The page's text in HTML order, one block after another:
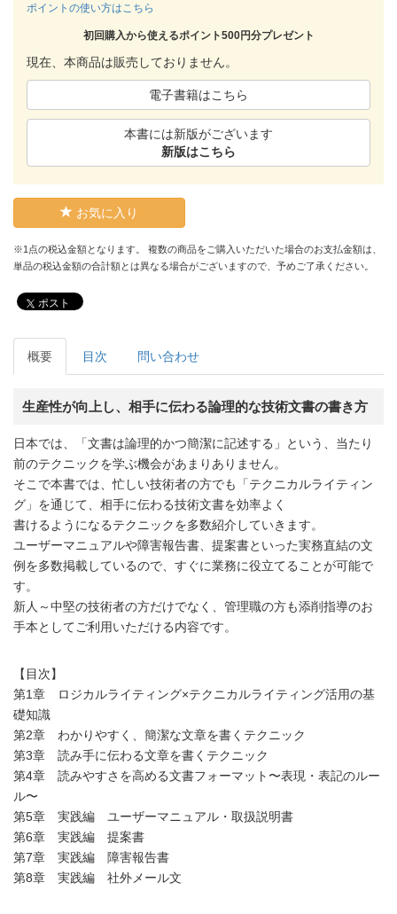
ポイントの使い方はこちら
初回購入から使えるポイント500円分プレゼント
現在、本商品は販売しておりません。
電子書籍はこちら
本書には新版がございます
新版はこちら
お気に入り
※1点の税込金額となります。 複数の商品をご購入いただいた場合のお支払金額は、
単品の税込金額の合計額とは異なる場合がございますので、予めご了承ください。
ポスト
概要 目次 問い合わせ
生産性が向上し、相手に伝わる論理的な技術文書の書き方
日本では、「文書は論理的かつ簡潔に記述する」という、当たり
前のテクニックを学ぶ機会があまりありません。
そこで本書では、忙しい技術者の方でも「テクニカルライティン
グ」を通じて、相手に伝わる技術文書を効率よく
書けるようになるテクニックを多数紹介していきます。
ユーザーマニュアルや障害報告書、提案書といった実務直結の文
例を多数掲載しているので、すぐに業務に役立てることが可能で
す。
新人～中堅の技術者の方だけでなく、管理職の方も添削指導のお
手本としてご利用いただける内容です。
【目次】
第1章 ロジカルライティング×テクニカルライティング活用の基
礎知識
第2章 わかりやすく、簡潔な文章を書くテクニック
第3章 読み手に伝わる文章を書くテクニック
第4章 読みやすさを高める文書フォーマット〜表現・表記のルー
ル〜
第5章 実践編 ユーザーマニュアル・取扱説明書
第6章 実践編 提案書
第7章 実践編 障害報告書
第8章 実践編 社外メール文